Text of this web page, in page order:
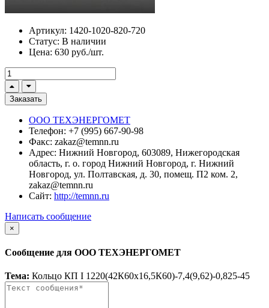
Артикул: 1420-1020-820-720
Статус: В наличии
Цена: 630 руб./шт.
Заказать
ООО ТЕХЭНЕРГОМЕТ
Телефон: +7 (995) 667-90-98
Факс: zakaz@temnn.ru
Адрес: Нижний Новгород, 603089, Нижегородская
область, г. о. город Нижний Новгород, г. Нижний
Новгород, ул. Полтавская, д. 30, помещ. П2 ком. 2,
zakaz@temnn.ru
Сайт: http://temnn.ru
Написать сообщение
×
Сообщение для ООО ТЕХЭНЕРГОМЕТ
Тема: Кольцо КП I 1220(42К60х16,5К60)-7,4(9,62)-0,825-45